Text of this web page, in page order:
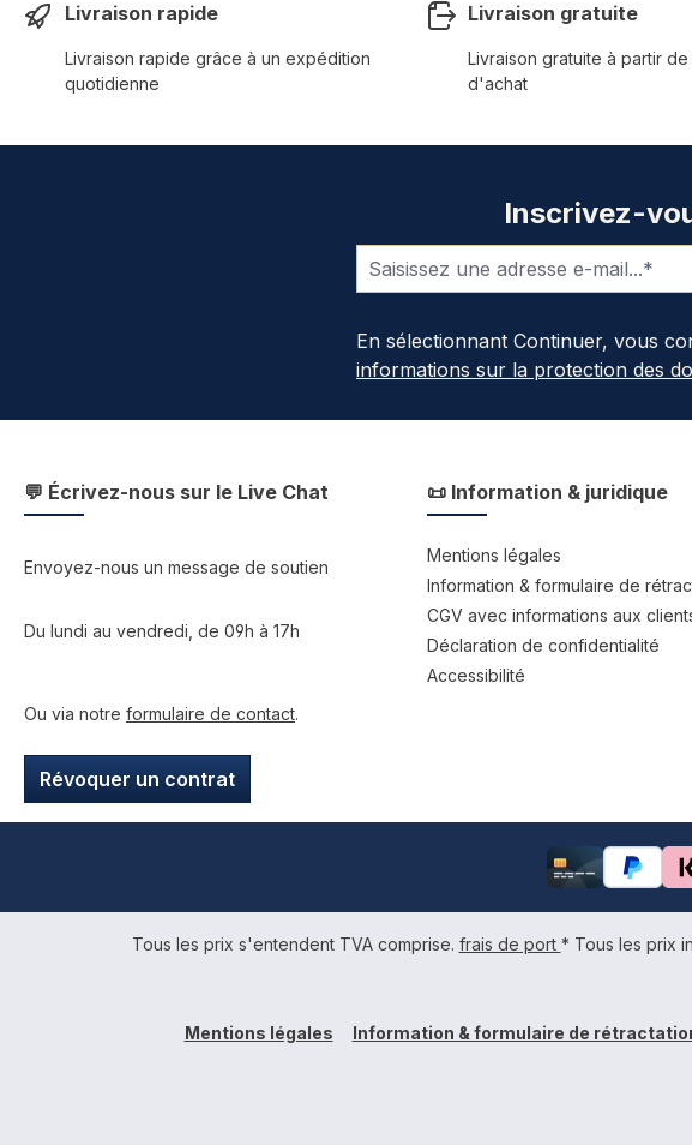
Livraison rapide
Livraison rapide grâce à un expédition
quotidienne
Livraison gratuite
Livraison gratuite à partir
d'achat
Inscrivez-
En sélectionnant Continuer, vous
informations sur la protection des
💬 Écrivez-nous sur le Live Chat
Envoyez-nous un message de soutien
Du lundi au vendredi, de 09h à 17h
Ou via notre formulaire de contact.
Révoquer un contrat
📜 Information & juridique
Mentions légales
Information & formulaire de
CGV avec informations aux
Déclaration de confidentialité
Accessibilité
Tous les prix s'entendent TVA comprise. frais de port * Tous les prix
Mentions légales Information & formulaire de